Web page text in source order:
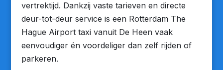
vertrektijd. Dankzij vaste tarieven en directe
deur-tot-deur service is een Rotterdam The
Hague Airport taxi vanuit De Heen vaak
eenvoudiger én voordeliger dan zelf rijden of
parkeren.